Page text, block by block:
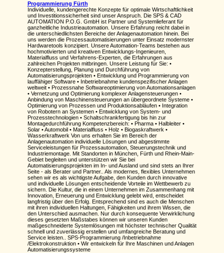
Programmierung Fürth
Individuelle, kundengerechte Konzepte für optimale Wirtschaftlichkeit
und Investitionssicherheit sind unser Anspruch. Die SPS & CAD
AUTOMATION P.O.G. GmbH ist Partner und Systemlieferant für
ganzheitliche Industrieautomation. Unsere Erfahrung reicht dabei in
die unterschiedlichsten Bereiche der Anlagenautomation hinein. Bei
uns werden die Prozessautomatisierungen unter Einsatz modernster
Hardwaretools konzipiert. Unsere Automation-Teams bestehen aus
hochmotivierten und kreativen Entwicklungs-Ingenieuren,
Materialfluss und Verfahrens-Experten, die Erfahrungen aus
zahlreichen Projekten mitbringen. Unsere Leistung für Sie: •
Konzepterstellung, Planung und Durchführung von
Automatisierungsprojekten • Entwicklung und Programmierung von
lauffähiger Software • Inbetriebnahme kundenspezifischer Anlagen
weltweit • Prozessnahe Softwareoptimierung von Automationsanlagen
• Vernetzung und Optimierung komplexer Anlagensteuerungen •
Anbindung von Maschinensteuerungen an übergeordnete Systeme •
Optimierung von Prozessen und Produktionsabläufen • Integration
von Robotern an Systemen • Entwicklung von System- und
Prozesstechnologien • Schaltschrankfertigung bis hin zur
Montagedurchführung Kompetenzbereich: • Pharma • Halbleiter •
Solar • Automobil • Materialfluss • Holz • Biogaskraftwerk •
Wasserkraftwerk Von uns erhalten Sie im Bereich der
Anlagenautomation individuelle Lösungen und abgestimmte
Serviceleistungen für Prozessautomation, Steuerungstechnik und
Industriemontage. Mit Standorten in München, Fürth und Rhein-Main-
Gebiet begleiten und unterstützen wir Sie bei
Automatisierungsprojekten im In- und Ausland und sind stets an Ihrer
Seite - als Berater und Partner.. Als modernes, flexibles Unternehmen
sehen wir es als wichtigste Aufgabe, den Kunden durch innovative
und individuelle Lösungen entscheidende Vorteile im Wettbewerb zu
sichern. Die Kultur, die in einem Unternehmen im Zusammenhang mit
Innovation, Erneuerung und Entwicklung gelebt wird, entscheidet
langfristig über den Erfolg. Entsprechend sind es auch die Menschen
mit ihren individuellen Haltungen, Fähigkeiten und ihrem Wissen, die
den Unterschied ausmachen. Nur durch konsequente Verwirklichung
dieses gesetzten Maßstabes können wir unseren Kunden
maßgeschneiderte Systemlösungen mit höchster technischer Qualität
schnell und zuverlässig erstellen und umfangreiche Beratung und
Service leisten.. SPS-Programmierung /Inbetriebnahme
/Elektrokonstruktion • Wir entwickeln für Ihre Maschinen und Anlagen
Automatisierungssysteme